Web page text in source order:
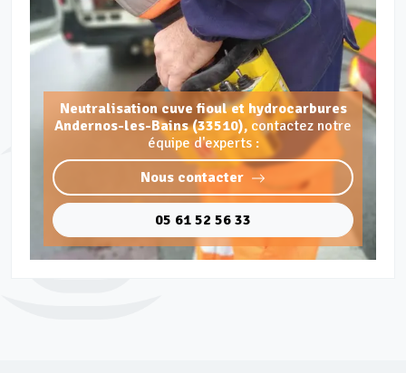
Neutralisation cuve fioul et hydrocarbures
Andernos-les-Bains (33510), contactez notre
équipe d'experts :
Nous contacter
05 61 52 56 33